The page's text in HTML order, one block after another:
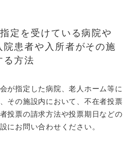
定を受けている病院や
院患者や入所者がその施
る方法
が指定した病院、老人ホーム等に
その施設内において、不在者投票
投票の請求方法や投票期日などの
にお問い合わせください。